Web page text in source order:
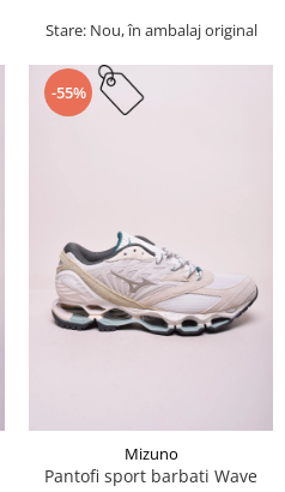
Stare: Nou, în ambalaj original
-55%
Mizuno
Pantofi sport barbati Wave